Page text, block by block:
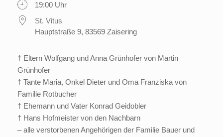
19:00 Uhr
St. Vitus
Hauptstraße 9, 83569 Zaisering
† Eltern Wolfgang und Anna Grünhofer von Martin
Grünhofer
† Tante Maria, Onkel Dieter und Oma Franziska von
Familie Rotbucher
† Ehemann und Vater Konrad Geidobler
† Hans Hofmeister von den Nachbarn
– alle verstorbenen Angehörigen der Familie Bauer und